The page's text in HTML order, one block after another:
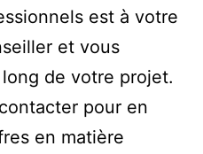
est à votre
et vous
de votre projet.
pour en
en matière